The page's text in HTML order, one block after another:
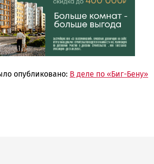
опубликовано: В деле по «Биг-Бену»